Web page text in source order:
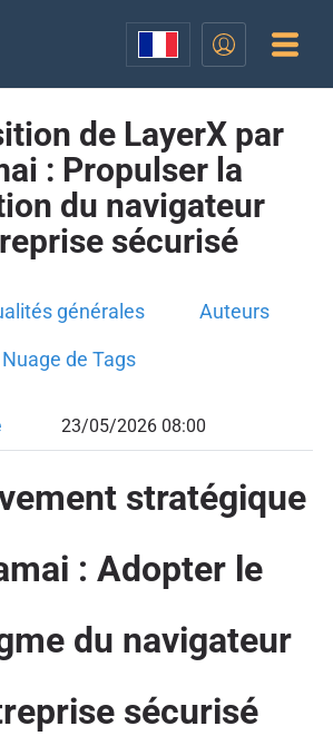
de LayerX par
: Propulser la
du navigateur
sécurisé
générales Auteurs
Nuage de Tags
23/05/2026 08:00
stratégique
: Adopter le
du navigateur
sécurisé